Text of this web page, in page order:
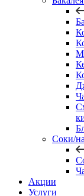
Соки/
Акции
Услуги